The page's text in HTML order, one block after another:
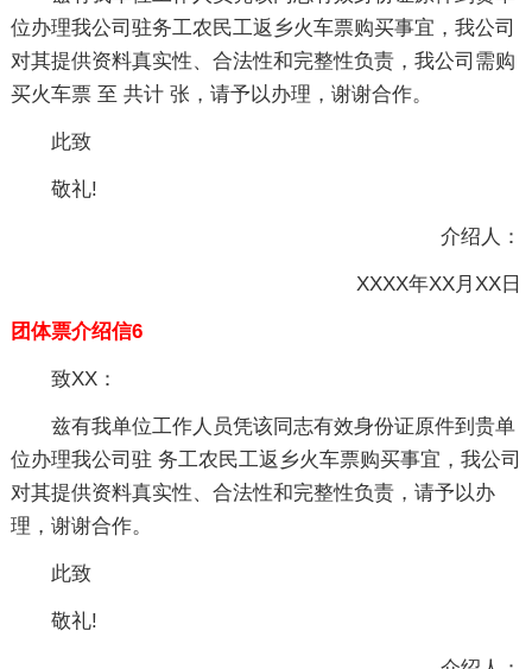
位办理我公司驻务工农民工返乡火车票购买事宜，我公司
对其提供资料真实性、合法性和完整性负责，我公司需购
买火车票 至 共计 张，请予以办理，谢谢合作。
此致
敬礼!
介绍人：
XXXX年XX月XX日
团体票介绍信6
致XX：
兹有我单位工作人员凭该同志有效身份证原件到贵单
位办理我公司驻 务工农民工返乡火车票购买事宜，我公司
对其提供资料真实性、合法性和完整性负责，请予以办
理，谢谢合作。
此致
敬礼!